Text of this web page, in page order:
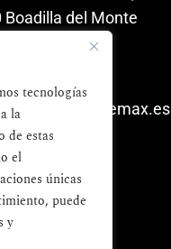
tecnologías
la
de estas
el
únicas
puede
y
Boadilla del Monte